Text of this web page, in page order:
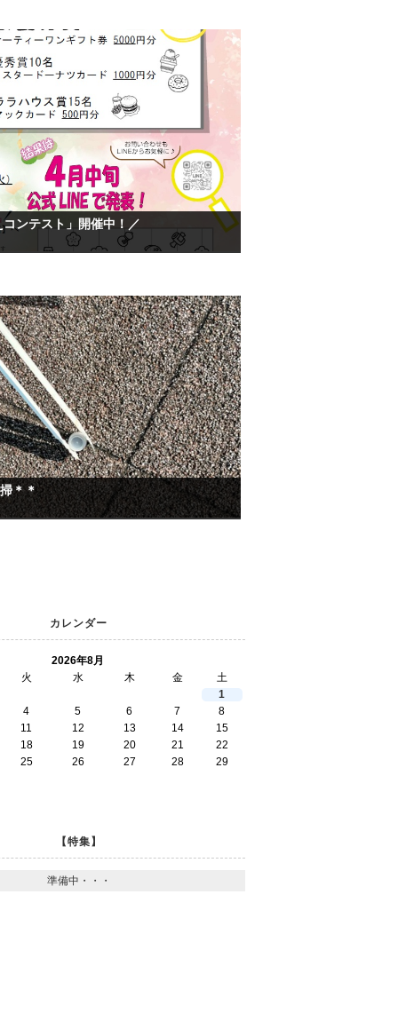
ンテスト」開催中！／
＊＊
カレンダー
2026年8月
火
水 木 金
土
1
4
5 6 7
8
11
12 13 14
15
18
19 20 21
22
25
26 27 28 29
【特集】
準備中・・・